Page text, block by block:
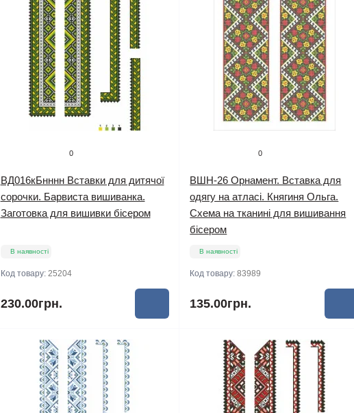
0
ВД016кБнннн Вставки для дитячої
сорочки. Барвиста вишиванка.
Заготовка для вишивки бісером
В наявності
Код товару: 25204
230.00грн.
0
ВШН-26 Орнамент. Вставка для
одягу на атласі. Княгиня Ольга.
Схема на тканині для вишивання
бісером
В наявності
Код товару:83989
135.00грн.